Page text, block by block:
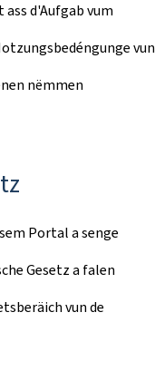
d'Aufgab vum
vun
nëmmen
Portal a senge
Gesetz a falen
vun de